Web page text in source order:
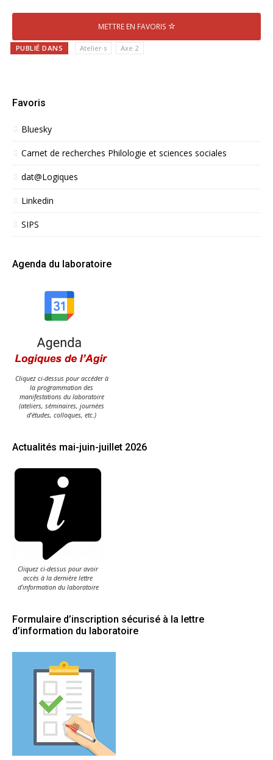
METTRE EN FAVORIS
PUBLIÉ DANS Atelier·s Axe 2
Favoris
Bluesky
Carnet de recherches Philologie et sciences sociales
dat@Logiques
Linkedin
SIPS
Agenda du laboratoire
Cliquez ci-dessus pour accéder à
la programmation des
manifestations du laboratoire
(ateliers, séminaires, journées
d'études, colloques, etc.)
Actualités mai-juin-juillet 2026
Cliquez ci-dessus pour avoir
accès à la dernière lettre
d'information du laboratoire
Formulaire d’inscription sécurisé à la lettre
d’information du laboratoire